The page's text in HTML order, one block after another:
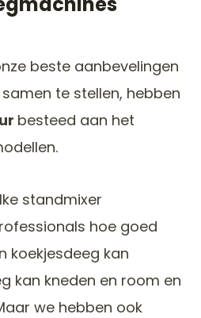
beste aanbevelingen
te stellen, hebben
besteed aan het
standmixer
hoe goed
koekjesdeeg kan
kan kneden en room en
we hebben ook